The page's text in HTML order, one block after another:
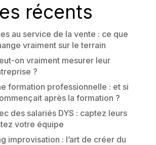
récents
au service de la vente : ce que
vraiment sur le terrain
on vraiment mesurer leur
?
formation professionnelle : et si
après la formation ?
des salariés DYS : captez leurs
votre équipe
improvisation : l’art de créer du